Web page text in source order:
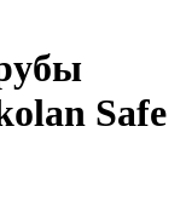
Safe